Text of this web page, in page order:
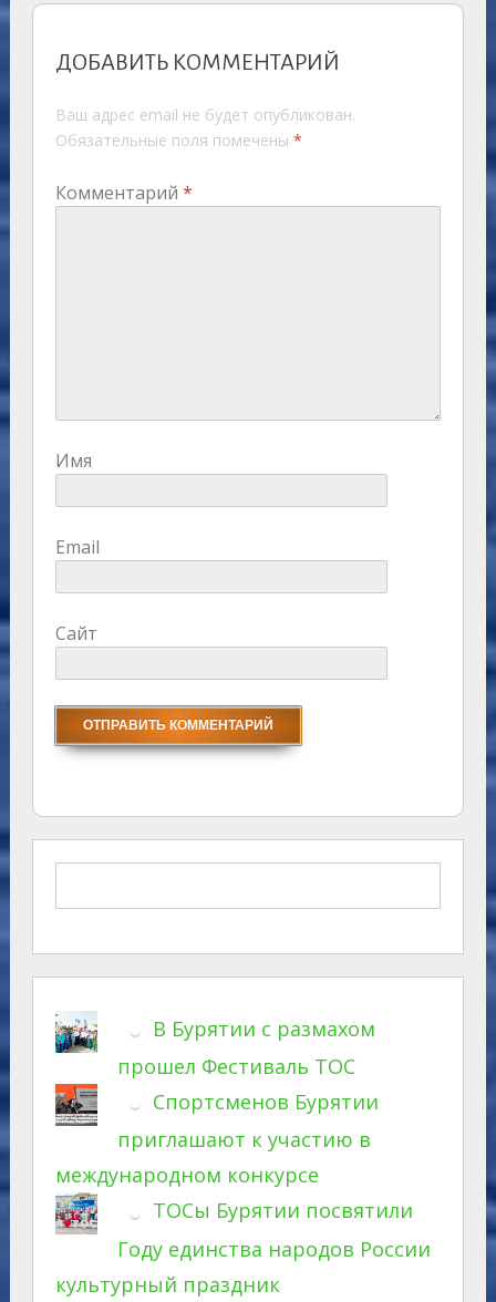
ДОБАВИТЬ КОММЕНТАРИЙ
Ваш адрес email не будет опубликован.
Обязательные поля помечены *
Комментарий *
Имя
Email
Сайт
В Бурятии с размахом
прошел Фестиваль ТОС
Спортсменов Бурятии
приглашают к участию в
международном конкурсе
ТОСы Бурятии посвятили
Году единства народов России
культурный праздник